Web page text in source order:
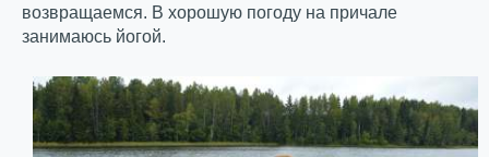
возвращаемся. В хорошую погоду на причале
занимаюсь йогой.